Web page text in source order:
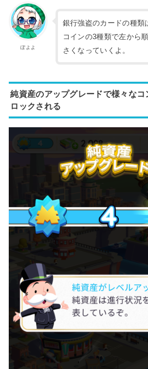
ぽよよ
銀行強盗のカードの種類
コインの3種類で左から
さくなっていくよ。
純資産のアップグレードで様々な
ロックされる